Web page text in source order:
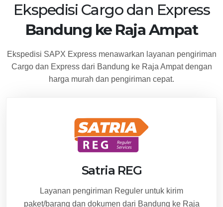
Ekspedisi Cargo dan Express
Bandung ke Raja Ampat
Ekspedisi SAPX Express menawarkan layanan pengiriman
Cargo dan Express dari Bandung ke Raja Ampat dengan
harga murah dan pengiriman cepat.
Satria REG
Layanan pengiriman Reguler untuk kirim
paket/barang dan dokumen dari Bandung ke Raja